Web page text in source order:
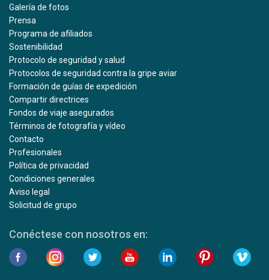
Galería de fotos
Prensa
Programa de afiliados
Sostenibilidad
Protocolo de seguridad y salud
Protocolos de seguridad contra la gripe aviar
Formación de guías de expedición
Compartir directrices
Fondos de viaje asegurados
Términos de fotografía y vídeo
Contacto
Profesionales
Política de privacidad
Condiciones generales
Aviso legal
Solicitud de grupo
Conéctese con nosotros en: